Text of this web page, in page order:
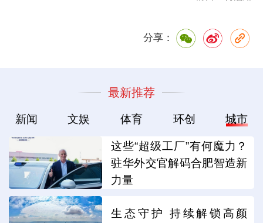
分享：
最新推荐
新闻 文娱 体育 环创 城市
这些“超级工厂”有何魔力？
驻华外交官解码合肥智造新
力量
生态守护 持续解锁高颜